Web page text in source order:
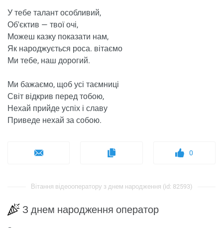
У тебе талант особливий,
Об'єктив — твої очі,
Можеш казку показати нам,
Як народжується роса. вітаємо
Ми тебе, наш дорогий.
Ми бажаємо, щоб усі таємниці
Світ відкрив перед тобою,
Нехай прийде успіх і славу
Приведе нехай за собою.
0
Вітання відеооператору з днем ​​народження (id: 82593)
З днем ​​народження оператор